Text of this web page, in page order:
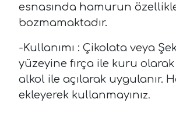
esnasında hamurun
bozmamaktadır.
-Kullanımı : Çikolata veya
yüzeyine fırça ile kuru
alkol ile açılarak uygulanır.
ekleyerek kullanmayınız.